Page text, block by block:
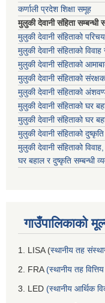
कर्णाली प्रदेश शिक्षा समूह
मुलुकी देवानी संहिता सम्बन्धी
मुलुकी देवानी संहिताको परिचय
मुलुकी देवानी संहिताको
मुलुकी देवानी संहिताको
मुलुकी देवानी संहिताको
मुलुकी देवानी संहिताको
मुलुकी देवानी संहिताको घर
मुलुकी देवानी संहिताको घर
मुलुकी देवानी संहिताको
मुलुकी देवानी संहिताको
घर बहाल र दुष्कृति सम्बन्धी
गाउँपालिकाको
1. LISA (स्थानीय तह
2. FRA(स्थानीय तह
3. LED (स्थानीय आर्थिक